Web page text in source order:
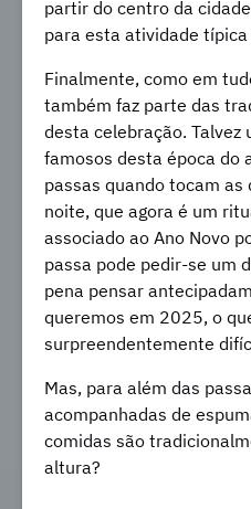
partir do centro da
para esta atividade
Finalmente, como em
também faz parte das
desta celebração. Talvez
famosos desta época do
passas quando tocam
noite, que agora é um
associado ao Ano Novo
passa pode pedir-se um
pena pensar
queremos em 2025, o
surpreendentemente
Mas, para além das
acompanhadas de
comidas são
altura?